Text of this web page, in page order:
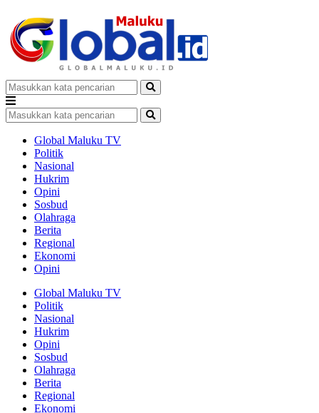
Global Maluku TV
Politik
Nasional
Hukrim
Opini
Sosbud
Olahraga
Berita
Regional
Ekonomi
Opini
Global Maluku TV
Politik
Nasional
Hukrim
Opini
Sosbud
Olahraga
Berita
Regional
Ekonomi